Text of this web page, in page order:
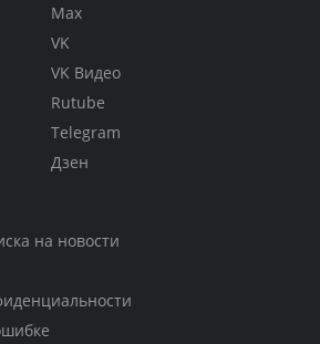
Max
VK
VK Видео
Rutube
Telegram
Дзен
на новости